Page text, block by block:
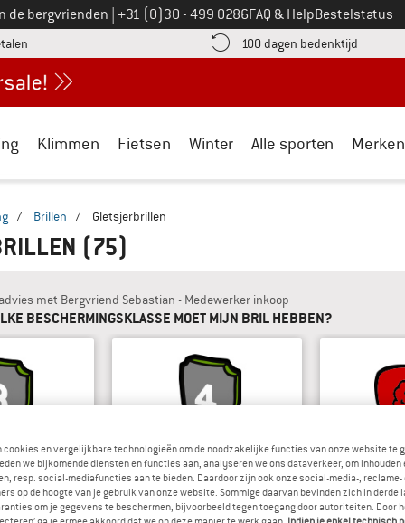
de bergvrienden Bel ons op
+31 (0)30 - 499 0286FAQ & HelpBestelstatus
vind de betalingsinformatie hier! Opent in een infovak
100 dagen bedenktijd Vind
Klimmen Fietsen Winter Alle sporten Merken
/ Brillen / Gletsjerbrillen
(75)
met Bergvriend Sebastian - Medewerker inkoop
BESCHERMINGSKLASSE MOET MIJN BRIL HEBBEN?
MET BESCHERMINGSKLASSE 3 ZIJN DONKERDER DAN DE
ANTWOORD
4BRILLEN MET
cookies en vergelijkbare technologieën om de noodzakelijke functies van onze website te
we bijkomende diensten en functies aan, analyseren we ons dataverkeer, om inhouden
resp. social-mediafuncties aan te bieden. Daardoor zijn ook onze social-media-, reclame-
op de hoogte van je gebruik van onze website. Sommige daarvan bevinden zich in derde
om je gegevens te beschermen, bijvoorbeeld tegen toegang door autoriteiten. Door